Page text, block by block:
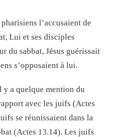
l’accusaient de
Lui et ses disciples
du sabbat, Jésus guérissait
s’opposaient à lui.
y a quelque mention du
avec les juifs (Actes
se réunissaient dans la
(Actes 13.14). Les juifs